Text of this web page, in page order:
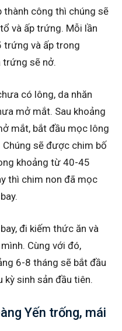
thành công thì chúng sẽ
và ấp trứng. Mỗi lần
trứng và ấp trong
trứng sẽ nở.
có lông, da nhăn
mở mắt. Sau khoảng
mắt, bắt đầu mọc lông
Chúng sẽ được chim bố
khoảng từ 40-45
thì chim non đã mọc
đi kiếm thức ăn và
Cùng với đó,
6-8 tháng sẽ bắt đầu
sinh sản đầu tiên.
Yến trống, mái